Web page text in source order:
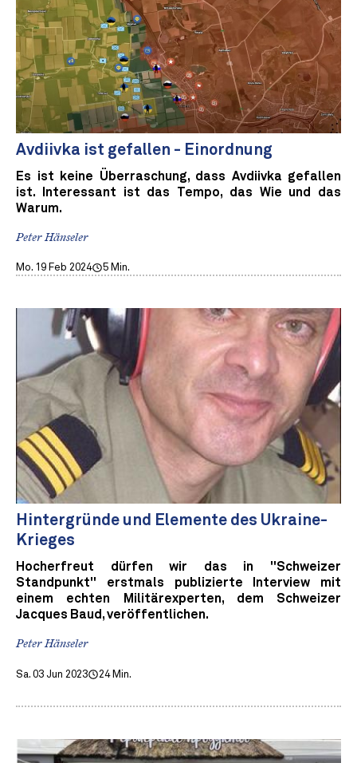
Avdiivka ist gefallen - Einordnung
Es ist keine Überraschung, dass Avdiivka gefallen
ist. Interessant ist das Tempo, das Wie und das
Warum.
Peter Hänseler
Mo. 19 Feb 2024 5 Min.
Hintergründe und Elemente des Ukraine-
Krieges
Hocherfreut dürfen wir das in "Schweizer
Standpunkt" erstmals publizierte Interview mit
einem echten Militärexperten, dem Schweizer
Jacques Baud, veröffentlichen.
Peter Hänseler
Sa. 03 Jun 2023 24 Min.